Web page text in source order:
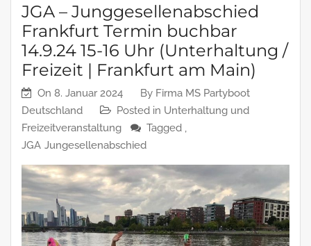
JGA – Junggesellenabschied
Frankfurt Termin buchbar
14.9.24 15-16 Uhr (Unterhaltung /
Freizeit | Frankfurt am Main)
On 8. Januar 2024 By Firma MS Partyboot
Deutschland
Posted in Unterhaltung und
Freizeitveranstaltung
Tagged ,
JGA Jungesellenabschied